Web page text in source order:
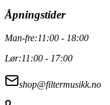
Åpningstider
Man-fre:11:00 - 18:00
Lør:11:00 - 17:00
shop@filtermusikk.no